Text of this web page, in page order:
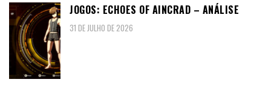
JOGOS: ECHOES OF AINCRAD – ANÁLISE
31 DE JULHO DE 2026